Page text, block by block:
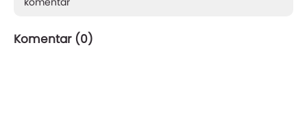
Komentar (0)